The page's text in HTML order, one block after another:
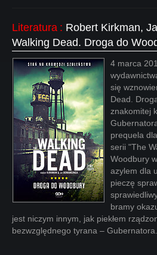
Literatura : Robert Kirkman,
Walking Dead. Droga do
4 marca
się
Dead.
znakomitej
prequela
serii "The
Woodbury
azylem dla
pieczę
bramy
jest niczym innym, jak piekłem
bezwzględnego tyrana – Gubernatora.